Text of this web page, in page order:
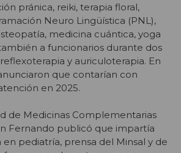
pránica, reiki, terapia floral,
Neuro Lingüística (PNL),
medicina cuántica, yoga
a funcionarios durante dos
y auriculoterapia. En
que contarían con
en 2025.
de Medicinas Complementarias
Fernando publicó que impartía
pediatría, prensa del Minsal y de